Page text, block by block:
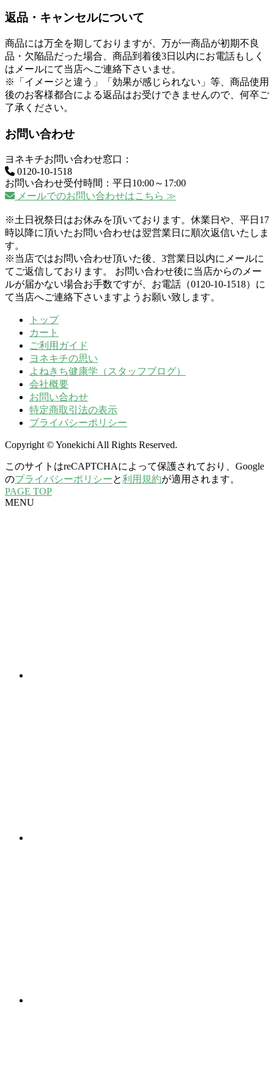
返品・キャンセルについて
商品には万全を期しておりますが、万が一商品が初期不良
品・欠陥品だった場合、商品到着後3日以内にお電話もしく
はメールにて当店へご連絡下さいませ。
※「イメージと違う」「効果が感じられない」等、商品使用
後のお客様都合による返品はお受けできませんので、何卒ご
了承ください。
お問い合わせ
ヨネキチお問い合わせ窓口：
0120-10-1518
お問い合わせ受付時間：平日10:00～17:00
メールでのお問い合わせはこちら ≫
※土日祝祭日はお休みを頂いております。休業日や、平日17
時以降に頂いたお問い合わせは翌営業日に順次返信いたしま
す。
※当店ではお問い合わせ頂いた後、3営業日以内にメールに
てご返信しております。 お問い合わせ後に当店からのメー
ルが届かない場合お手数ですが、お電話（0120-10-1518）に
て当店へご連絡下さいますようお願い致します。
トップ
カート
ご利用ガイド
ヨネキチの思い
よねきち健康学（スタッフブログ）
会社概要
お問い合わせ
特定商取引法の表示
プライバシーポリシー
Copyright © Yonekichi All Rights Reserved.
このサイトはreCAPTCHAによって保護されており、Google
のプライバシーポリシーと利用規約が適用されます。
PAGE TOP
MENU